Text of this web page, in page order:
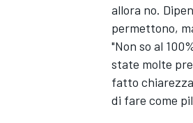
allora no.
permettono,
"Non so al
state molte
fatto
di fare come